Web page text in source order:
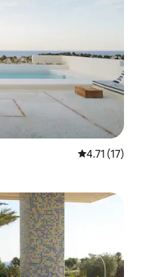
Calificación
4.71 (17)